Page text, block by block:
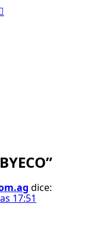
”
dice:
17:51